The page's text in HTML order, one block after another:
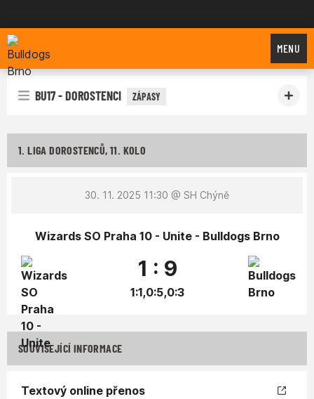
Bulldogs Brno
MENU
BU17 - DOROSTENCI ZÁPASY
1. LIGA DOROSTENCŮ, 11. KOLO
30. 11. 2025 11:30 @ SH Chýně
Wizards SO Praha 10 - Unite - Bulldogs Brno
1 : 9
1:1,0:5,0:3
SOUVISEJÍCÍ INFORMACE
Textový online přenos